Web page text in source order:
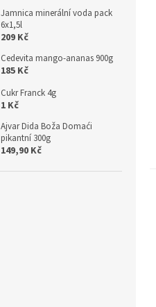
Jamnica minerální voda pack
6x1,5l
209 Kč
Cedevita mango-ananas 900g
185 Kč
Cukr Franck 4g
1 Kč
Ajvar Dida Boža Domaći
pikantní 300g
149,90 Kč